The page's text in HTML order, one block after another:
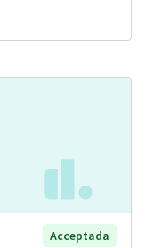
Acceptada